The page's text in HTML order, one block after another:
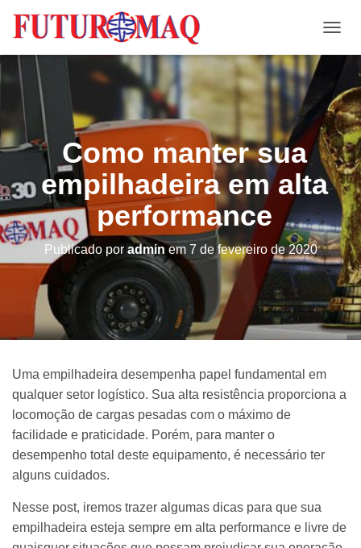
L
R
N
A
R
N
A
V
G
A
Ç
Ã
O
Como manter sua
empilhadeira em alta
performance
Publicado poradmin em 7 de fevereiro de 2020
Uma empilhadeira desempenha papel fundamental em
qualquer setor logístico. Sua alta resistência proporciona a
locomoção de cargas pesadas com o máximo de
facilidade e praticidade. Porém, para manter o
desempenho total deste equipamento, é necessário ter
alguns cuidados.
Nesse post, iremos trazer algumas dicas para que sua
empilhadeira esteja sempre em alta performance e livre de